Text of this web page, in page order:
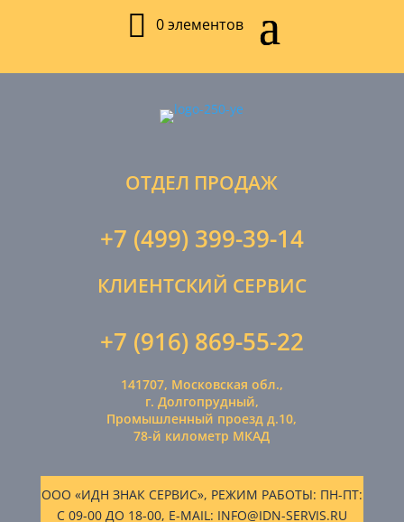
0 элементов
ОТДЕЛ ПРОДАЖ
+7 (499) 399-39-14
КЛИЕНТСКИЙ СЕРВИС
+7 (916) 869-55-22
141707, Московская обл.,
г. Долгопрудный,
Промышленный проезд д.10,
78-й километр МКАД
ООО «ИДН ЗНАК СЕРВИС», РЕЖИМ РАБОТЫ: ПН-ПТ:
С 09-00 ДО 18-00, E-MAIL: INFO@IDN-SERVIS.RU